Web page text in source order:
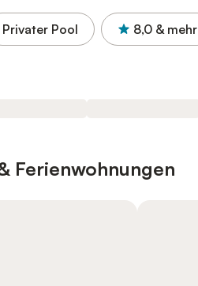
Privater Pool 8,0 & mehr
Ferienwohnungen